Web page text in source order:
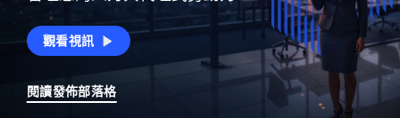
觀看視訊
閱讀發佈部落格